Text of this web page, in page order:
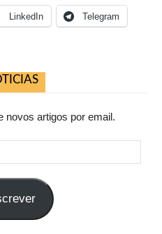
LinkedIn Telegram
novos artigos por email.